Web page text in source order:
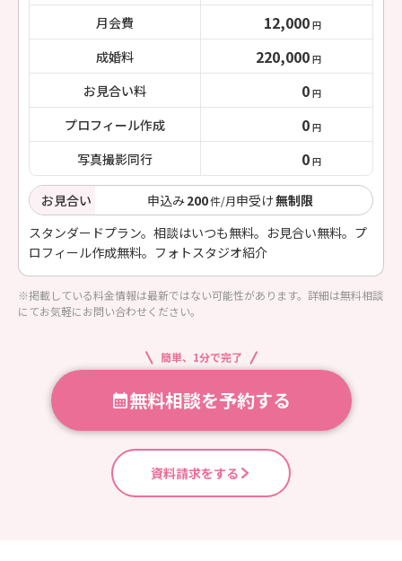
月会費 12,000 円
成婚料 220,000 円
お見合い料 0 円
プロフィール作成 0 円
写真撮影同行 0 円
お見合い 申込み200件/月申受け無制限
スタンダードプラン。相談はいつも無料。お見合い無料。プ
ロフィール作成無料。フォトスタジオ紹介
※掲載している料金情報は最新ではない可能性があります。詳細は無料相談
にてお気軽にお問い合わせください。
簡単、1分で完了
無料相談を予約する
資料請求をする